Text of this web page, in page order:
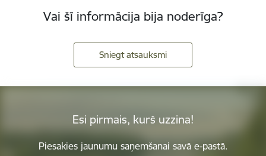
Vai šī informācija bija noderīga?
Sniegt atsauksmi
Esi pirmais, kurš uzzina!
Piesakies jaunumu saņemšanai savā e-pastā.